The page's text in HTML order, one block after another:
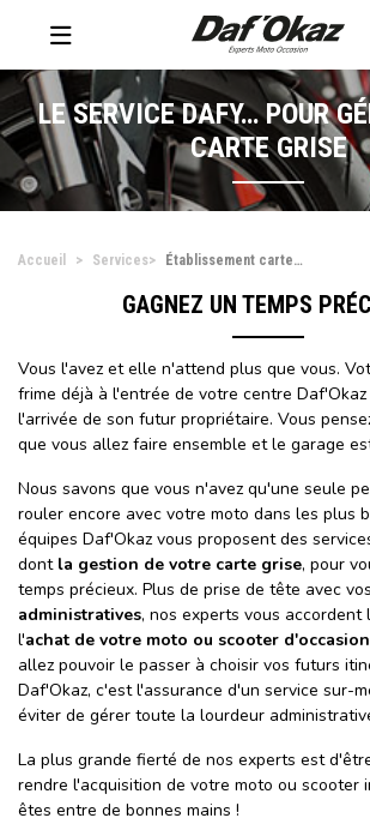
LE SERVICE DAFY… POUR
CARTE GRISE
Accueil Services Établissement carte grise
GAGNEZ UN TEMPS
Vous l'avez et elle n'attend plus que vous.
frime déjà à l'entrée de votre centre
l'arrivée de son futur propriétaire. Vous
que vous allez faire ensemble et le garage
Nous savons que vous n'avez qu'une seule
rouler encore avec votre moto dans les plus
équipes Daf'Okaz vous proposent des
dont la gestion de votre carte grise, pour
temps précieux. Plus de prise de tête avec vos
administratives, nos experts vous
l'achat de votre moto ou scooter d'occasion
allez pouvoir le passer à choisir vos futurs
Daf'Okaz, c'est l'assurance d'un service sur-
éviter de gérer toute la lourdeur
La plus grande fierté de nos experts est
rendre l'acquisition de votre moto ou scooter
êtes entre de bonnes mains !